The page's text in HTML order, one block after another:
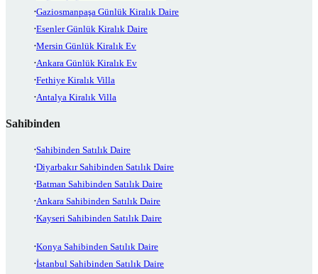
Gaziosmanpaşa Günlük Kiralık Daire
Esenler Günlük Kiralık Daire
Mersin Günlük Kiralık Ev
Ankara Günlük Kiralık Ev
Fethiye Kiralık Villa
Antalya Kiralık Villa
Sahibinden
Sahibinden Satılık Daire
Diyarbakır Sahibinden Satılık Daire
Batman Sahibinden Satılık Daire
Ankara Sahibinden Satılık Daire
Kayseri Sahibinden Satılık Daire
Konya Sahibinden Satılık Daire
İstanbul Sahibinden Satılık Daire